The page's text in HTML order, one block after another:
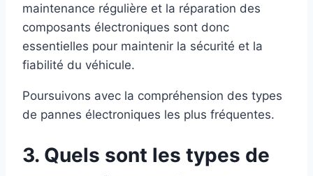
maintenance régulière et la réparation des
composants électroniques sont donc
essentielles pour maintenir la sécurité et la
fiabilité du véhicule.
Poursuivons avec la compréhension des types
de pannes électroniques les plus fréquentes.
3. Quels sont les types de